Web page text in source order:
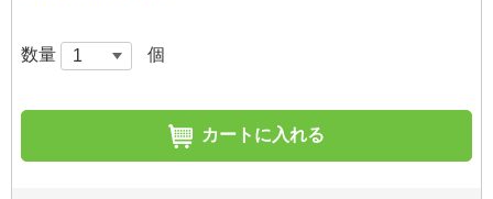
数量 個
カートに入れる